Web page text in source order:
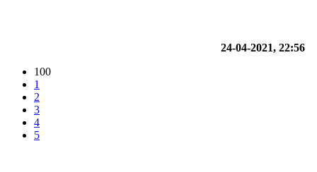
24-04-2021, 22:56
100
1
2
3
4
5